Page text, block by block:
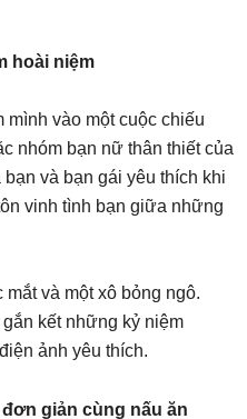
hoài niệm
vào một cuộc chiếu
nhóm bạn nữ thân thiết của
và bạn gái yêu thích khi
vinh tình bạn giữa những
và một xô bỏng ngô.
kết những kỷ niệm
ảnh yêu thích.
giản cùng nấu ăn